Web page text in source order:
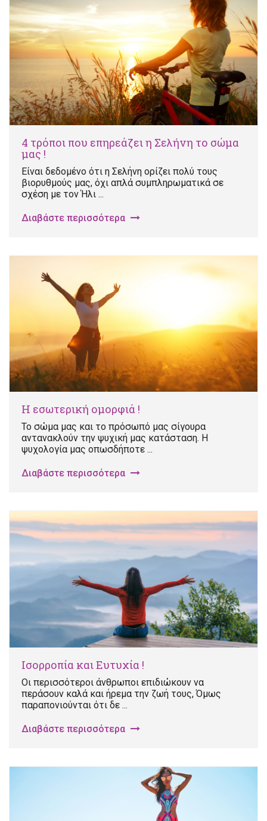
4 τρόποι που επηρεάζει η Σελήνη το σώμα
μας !
Είναι δεδομένο ότι η Σελήνη ορίζει πολύ τους
βιορυθμούς μας, όχι απλά συμπληρωματικά σε
σχέση με τον Ήλι ...
Διαβάστε περισσότερα
Η εσωτερική ομορφιά !
Το σώμα μας και το πρόσωπό μας σίγουρα
αντανακλούν την ψυχική μας κατάσταση. Η
ψυχολογία μας οπωσδήποτε ...
Διαβάστε περισσότερα
Ισορροπία και Ευτυχία !
Οι περισσότεροι άνθρωποι επιδιώκουν να
περάσουν καλά και ήρεμα την ζωή τους, Όμως
παραπονιούνται ότι δε ...
Διαβάστε περισσότερα